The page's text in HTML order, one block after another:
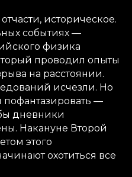
историческое.
событиях —
физика
проводил опыты
на расстоянии.
исчезли. Но
—
дневники
Накануне Второй
этого
охотиться все